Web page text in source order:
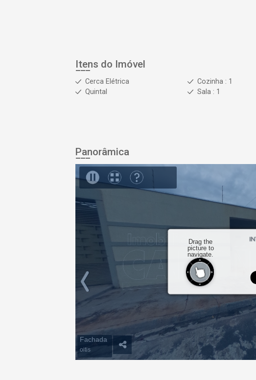
Itens do Imóvel
Cerca Elétrica Cozinha : 1
Quintal
Sala : 1
Panorâmica